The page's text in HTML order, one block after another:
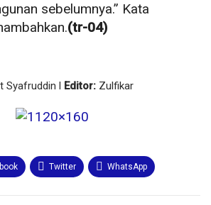
sebelumnya.” Kata
(tr-04)
Syafruddin l Editor: Zulfikar
Twitter WhatsApp